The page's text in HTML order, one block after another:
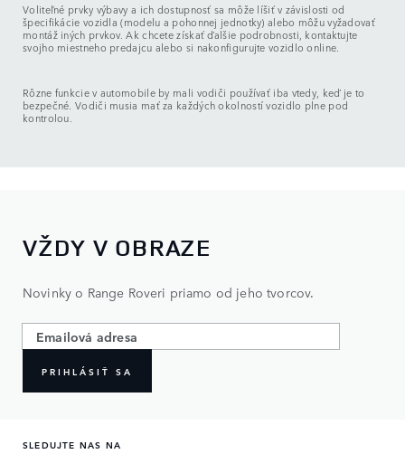
Voliteľné prvky výbavy a ich dostupnosť sa môže líšiť v závislosti od
špecifikácie vozidla (modelu a pohonnej jednotky) alebo môžu vyžadovať
montáž iných prvkov. Ak chcete získať ďalšie podrobnosti, kontaktujte
svojho miestneho predajcu alebo si nakonfigurujte vozidlo online.
Rôzne funkcie v automobile by mali vodiči používať iba vtedy, keď je to
bezpečné. Vodiči musia mať za každých okolností vozidlo plne pod
kontrolou.
VŽDY V OBRAZE
Novinky o Range Roveri priamo od jeho tvorcov.
PRIHLÁSIŤ SA
SLEDUJTE NAS NA